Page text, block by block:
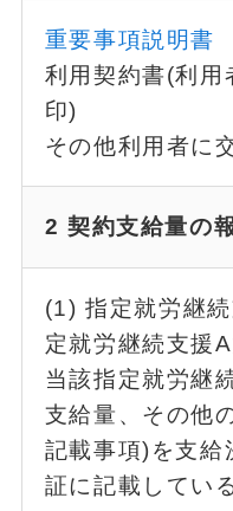
重要事項説明書
利用契約書(利用
印)
その他利用者に
2 契約支給量の
(1) 指定就労継
定就労継続支援
当該指定就労継
支給量、その他
記載事項)を支給
証に記載してい